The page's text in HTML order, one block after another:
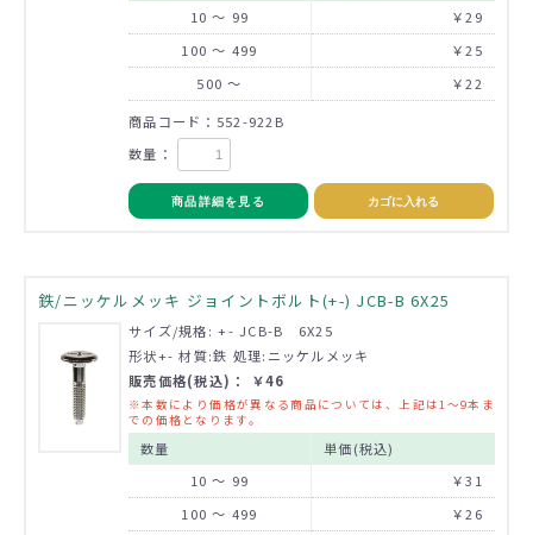
10 ～ 99
￥29
100 ～ 499
￥25
500 ～
￥22
商品コード：552-922B
数量：
商品詳細を見る カゴに入れる
鉄/ニッケルメッキ ジョイントボルト(+-) JCB-B 6X25
サイズ/規格: +- JCB-B 6X25
形状+- 材質:鉄 処理:ニッケルメッキ
販売価格(税込)： ￥46
※本数により価格が異なる商品については、上記は1～9本ま
での価格となります。
数量
単価(税込)
10 ～ 99
￥31
100 ～ 499
￥26